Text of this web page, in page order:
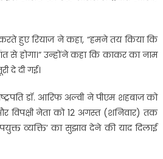
हुए रियाज ने कहा, “हमने तय किया कि
से होगा।” उन्होंने कहा कि काकर का नाम
दे दी गई।
डॉ. आरिफ अल्वी ने पीएम शहबाज को
विपक्षी नेता को 12 अगस्त (शनिवार) तक
व्यक्ति’ का सुझाव देने की याद दिलाई